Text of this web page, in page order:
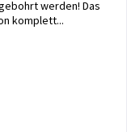
werden! Das
komplett...